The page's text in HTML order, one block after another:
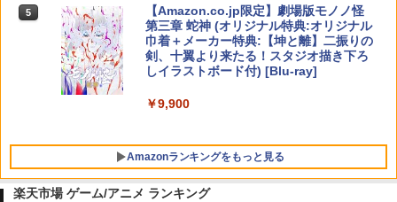
5
【Amazon.co.jp限定】劇場版モノノ怪
第三章 蛇神 (オリジナル特典:オリジナル
巾着＋メーカー特典:【坤と離】二振りの
剣、十翼より来たる！スタジオ描き下ろ
しイラストボード付) [Blu-ray]
￥9,900
Amazonランキングをもっと見る
楽天市場 ゲーム/アニメ ランキング